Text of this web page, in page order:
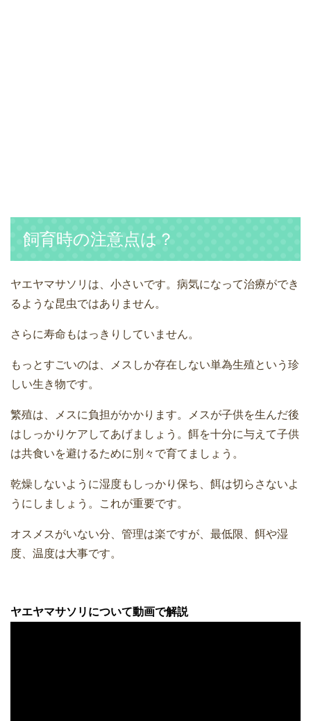
飼育時の注意点は？
ヤエヤマサソリは、小さいです。病気になって治療ができ
るような昆虫ではありません。
さらに寿命もはっきりしていません。
もっとすごいのは、メスしか存在しない単為生殖という珍
しい生き物です。
繁殖は、メスに負担がかかります。メスが子供を生んだ後
はしっかりケアしてあげましょう。餌を十分に与えて子供
は共食いを避けるために別々で育てましょう。
乾燥しないように湿度もしっかり保ち、餌は切らさないよ
うにしましょう。これが重要です。
オスメスがいない分、管理は楽ですが、最低限、餌や湿
度、温度は大事です。
ヤエヤマサソリについて動画で解説